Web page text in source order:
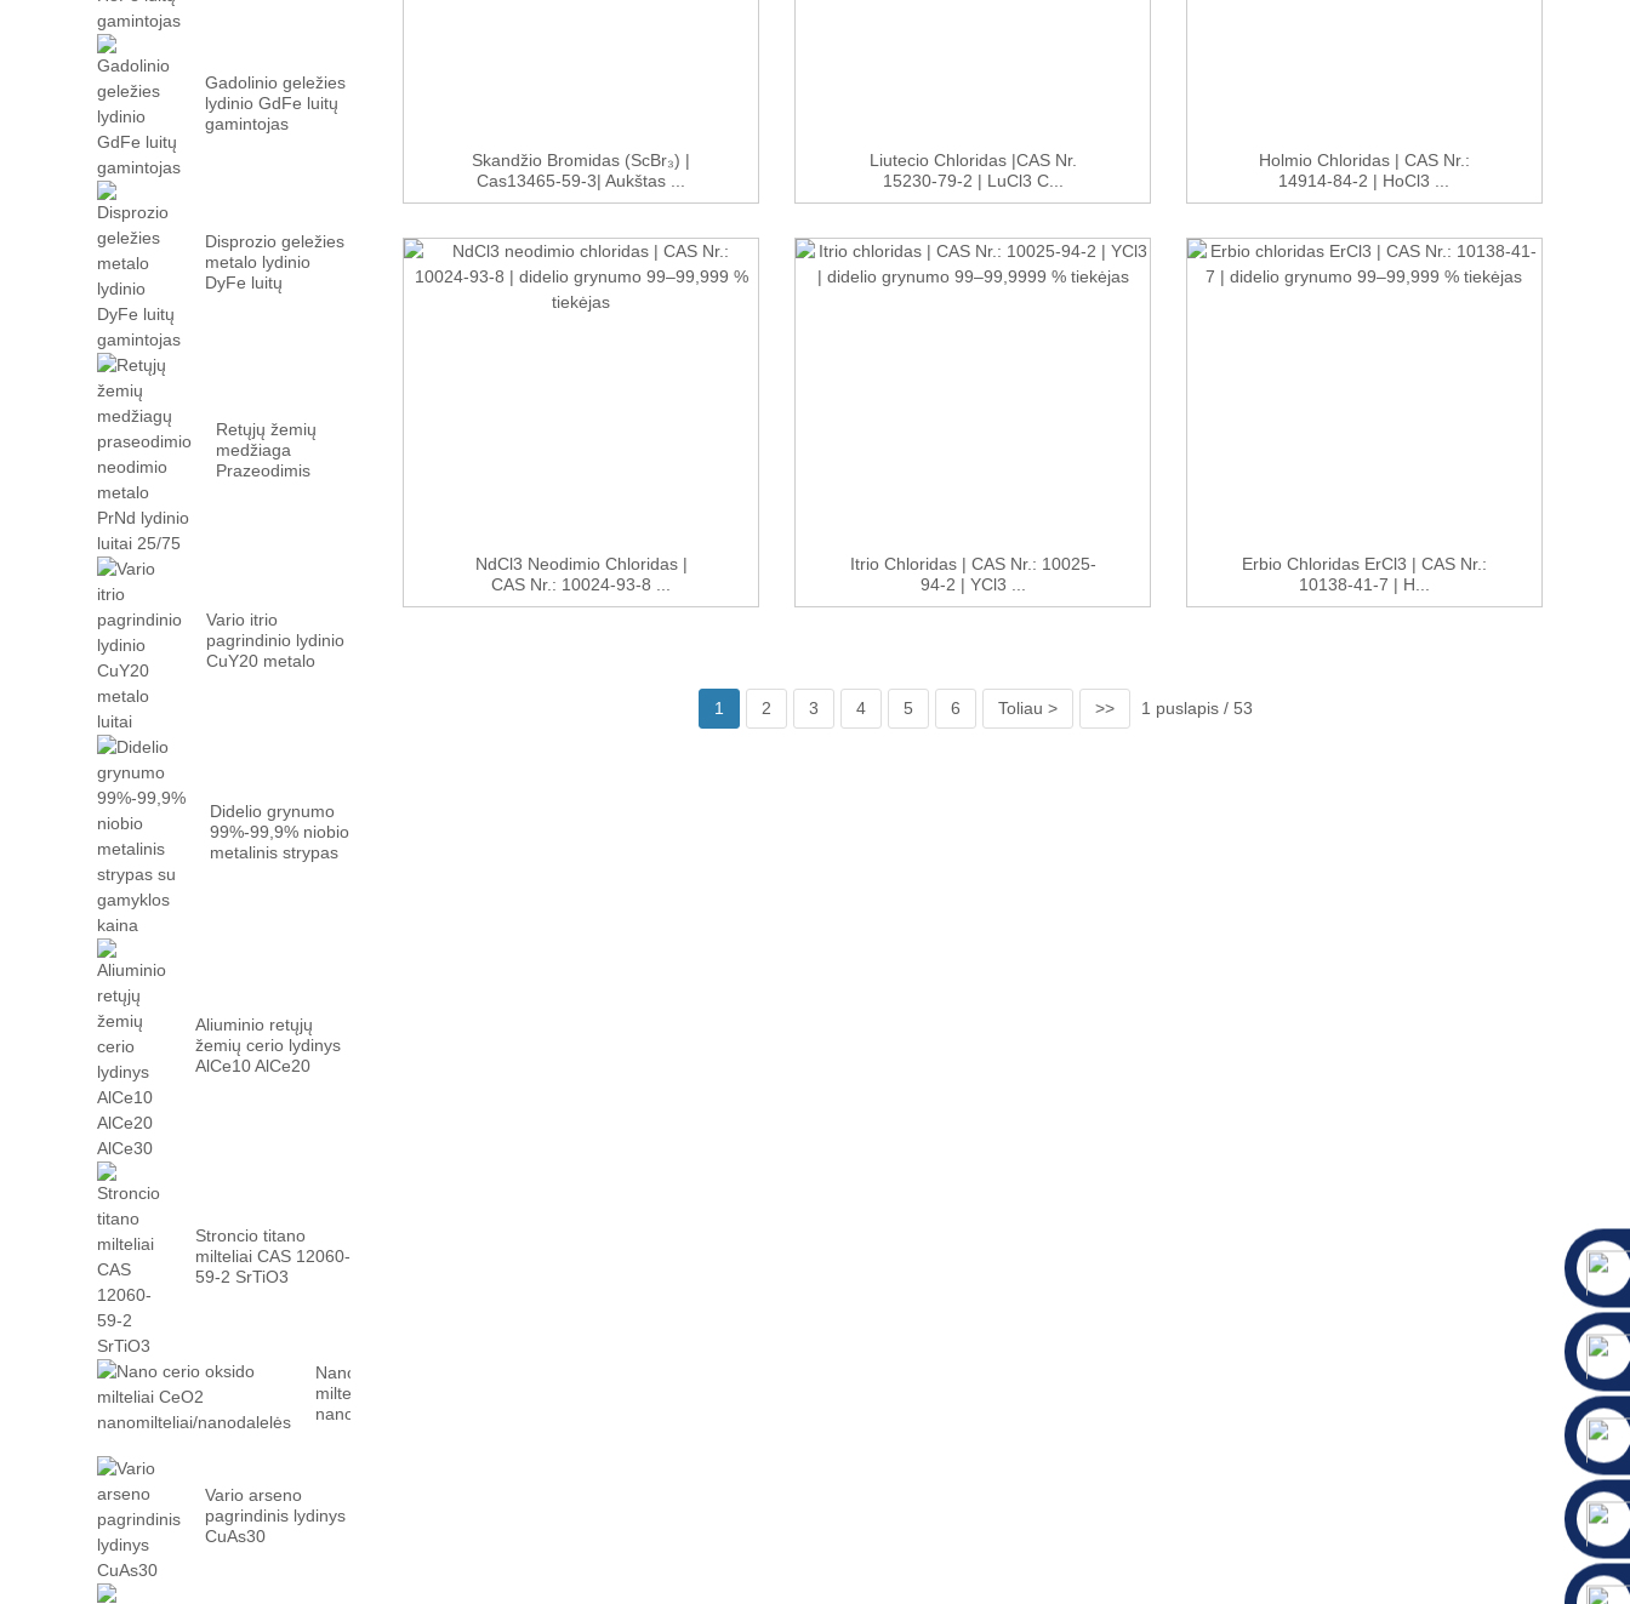
Gadolinio geležies
lydinio GdFe luitų
gamintojas
Disprozio geležies
metalo lydinio
DyFe luitų
Retųjų žemių
medžiaga
Prazeodimis
Vario itrio
pagrindinio lydinio
CuY20 metalo
Didelio grynumo
99%-99,9% niobio
metalinis strypas
Aliuminio retųjų
žemių cerio lydinys
AlCe10 AlCe20
Stroncio titano
milteliai CAS 12060-
59-2 SrTiO3
Nano cerio oksido
milteliai CeO2
nanomilteliai/nanodalelės
Vario arseno
pagrindinis lydinys
CuAs30
Skandžio Bromidas (ScBr₃) |
Cas13465-59-3| Aukštas ...
Liutecio Chloridas |CAS Nr.
15230-79-2 | LuCl3 C...
Holmio Chloridas | CAS Nr.:
14914-84-2 | HoCl3 ...
NdCl3 Neodimio Chloridas |
CAS Nr.: 10024-93-8 ...
Itrio Chloridas | CAS Nr.: 10025-
94-2 | YCl3 ...
Erbio Chloridas ErCl3 | CAS Nr.:
10138-41-7 | H...
1 2 3 4 5 6 Toliau > >> 1 puslapis / 53